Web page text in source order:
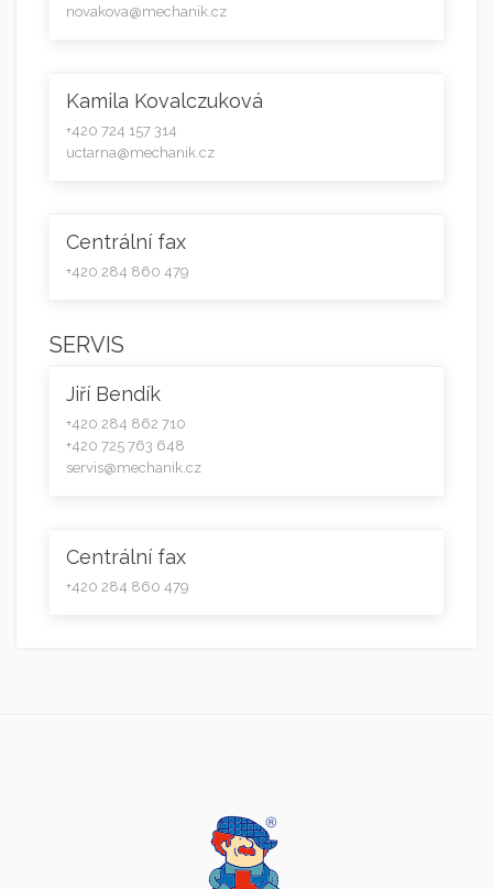
novakova@mechanik.cz
Kamila Kovalczuková
+420 724 157 314
uctarna@mechanik.cz
Centrální fax
+420 284 860 479
SERVIS
Jiří Bendík
+420 284 862 710
+420 725 763 648
servis@mechanik.cz
Centrální fax
+420 284 860 479